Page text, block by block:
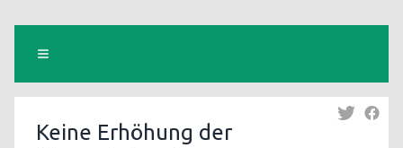
Keine Erhöhung der